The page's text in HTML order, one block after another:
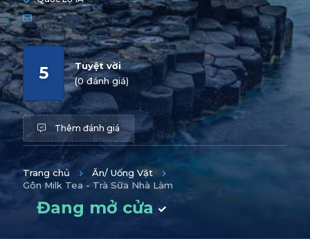
Tuyệt vời
(0 đánh giá)
5
Thêm đánh giá
Trang chủ
Ăn/ Uống Vặt
Gôn Milk Tea - Trà Sữa Nhà Làm
Đang mở cửa